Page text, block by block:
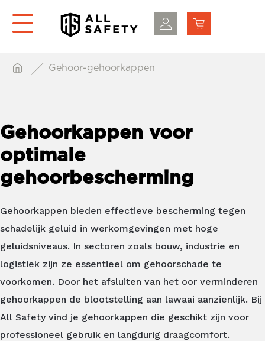
Gehoor-gehoorkappen
Gehoorkappen voor
optimale
gehoorbescherming
Gehoorkappen bieden effectieve bescherming tegen
schadelijk geluid in werkomgevingen met hoge
geluidsniveaus. In sectoren zoals bouw, industrie en
logistiek zijn ze essentieel om gehoorschade te
voorkomen. Door het afsluiten van het oor verminderen
gehoorkappen de blootstelling aan lawaai aanzienlijk. Bij
All Safetyvind je gehoorkappen die geschikt zijn voor
professioneel gebruik en langdurig draagcomfort.